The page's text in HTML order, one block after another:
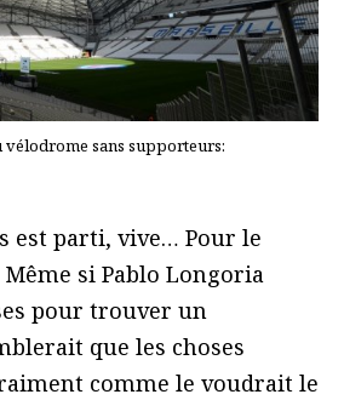
vélodrome sans supporteurs:
est parti, vive… Pour le
si Pablo Longoria
pour trouver un
que les choses
comme le voudrait le